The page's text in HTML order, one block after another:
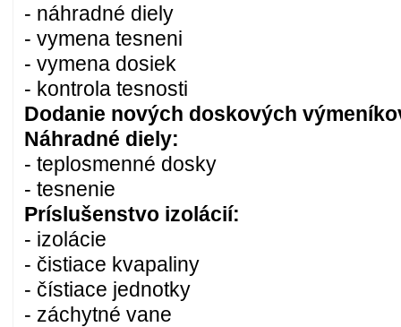
- náhradné diely
- vymena tesneni
- vymena dosiek
- kontrola tesnosti
Dodanie nových doskových
Náhradné diely:
- teplosmenné dosky
- tesnenie
Príslušenstvo izolácií:
- izolácie
- čistiace kvapaliny
- čístiace jednotky
- záchytné vane